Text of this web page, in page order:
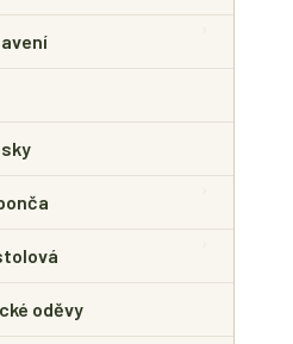
oděvy